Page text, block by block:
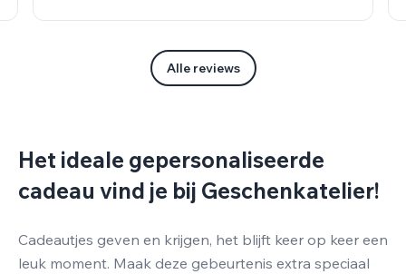
Alle reviews
Het ideale gepersonaliseerde
cadeau vind je bij Geschenkatelier!
Cadeautjes geven en krijgen, het blijft keer op keer een
leuk moment. Maak deze gebeurtenis extra speciaal